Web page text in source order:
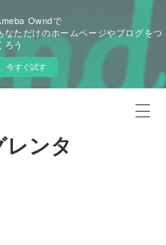
Owndで
なただけのホームページやブログをつ
ろう
今すぐ試す
レンタ